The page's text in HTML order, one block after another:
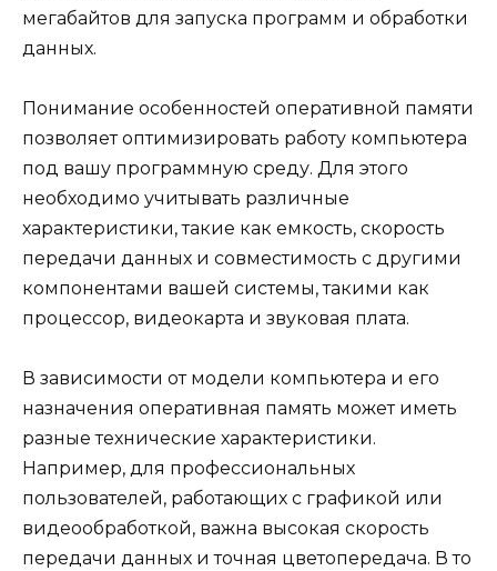
мегабайтов для запуска программ и обработки
данных.
Понимание особенностей оперативной памяти
позволяет оптимизировать работу компьютера
под вашу программную среду. Для этого
необходимо учитывать различные
характеристики, такие как емкость, скорость
передачи данных и совместимость с другими
компонентами вашей системы, такими как
процессор, видеокарта и звуковая плата.
В зависимости от модели компьютера и его
назначения оперативная память может иметь
разные технические характеристики.
Например, для профессиональных
пользователей, работающих с графикой или
видеообработкой, важна высокая скорость
передачи данных и точная цветопередача. В то